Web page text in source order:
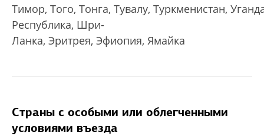
Тимор, Того, Тонга, Тувалу, Туркменистан,
Республика, Шри-
Ланка, Эритрея, Эфиопия, Ямайка
Страны с особыми или облегченными
условиями въезда